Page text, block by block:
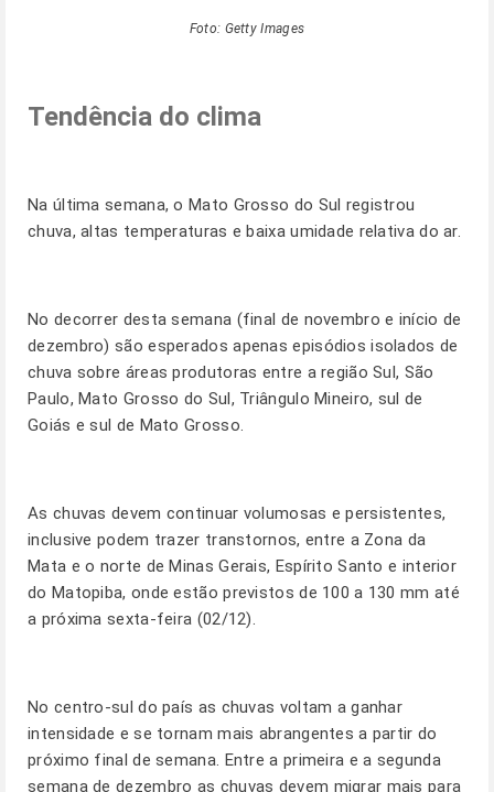
Foto: Getty Images
Tendência do clima
Na última semana, o Mato Grosso do Sul registrou
chuva, altas temperaturas e baixa umidade relativa do ar.
No decorrer desta semana (final de novembro e início de
dezembro) são esperados apenas episódios isolados de
chuva sobre áreas produtoras entre a região Sul, São
Paulo, Mato Grosso do Sul, Triângulo Mineiro, sul de
Goiás e sul de Mato Grosso.
As chuvas devem continuar volumosas e persistentes,
inclusive podem trazer transtornos, entre a Zona da
Mata e o norte de Minas Gerais, Espírito Santo e interior
do Matopiba, onde estão previstos de 100 a 130 mm até
a próxima sexta-feira (02/12).
No centro-sul do país as chuvas voltam a ganhar
intensidade e se tornam mais abrangentes a partir do
próximo final de semana. Entre a primeira e a segunda
semana de dezembro as chuvas devem migrar mais para